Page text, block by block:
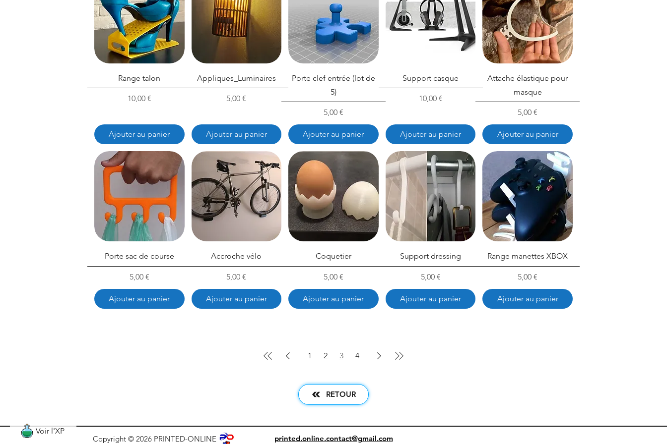
Range talon
Prix
10,00 €
Ajouter au panier
Appliques_Luminaires
Prix
5,00 €
Ajouter au panier
Porte clef entrée (lot de
5)
Prix
5,00 €
Ajouter au panier
Support casque
Prix
10,00 €
Ajouter au panier
Attache élastique pour
masque
Prix
5,00 €
Ajouter au panier
Porte sac de course
Prix
5,00 €
Ajouter au panier
Accroche vélo
Prix
5,00 €
Ajouter au panier
Coquetier
Prix
5,00 €
Ajouter au panier
Support dressing
Prix
5,00 €
Ajouter au panier
Range manettes XBOX
Prix
5,00 €
Ajouter au panier
1 2 3 4
RETOUR
Voir l'XP
Copyright © 2026 PRINTED-ONLINE
printed.online.contact@gmail.com